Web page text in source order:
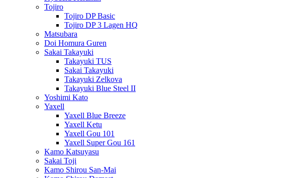
Tojiro
Tojiro DP Basic
Tojiro DP 3 Lagen HQ
Matsubara
Doi Homura Guren
Sakai Takayuki
Takayuki TUS
Sakai Takayuki
Takayuki Zelkova
Takayuki Blue Steel II
Yoshimi Kato
Yaxell
Yaxell Blue Breeze
Yaxell Ketu
Yaxell Gou 101
Yaxell Super Gou 161
Kamo Katsuyasu
Sakai Toji
Kamo Shirou San-Mai